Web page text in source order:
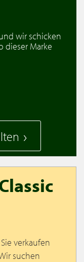
wir schicken
dieser Marke
verkaufen
suchen